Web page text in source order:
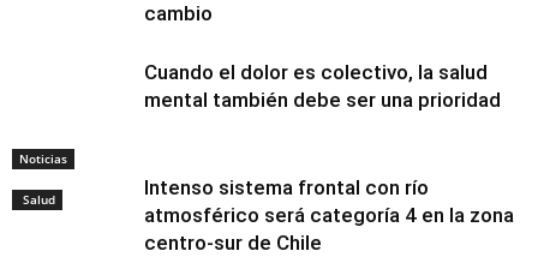
Noticias
cambio
Salud
Cuando el dolor es colectivo, la salud
mental también debe ser una prioridad
Intenso sistema frontal con río
atmosférico será categoría 4 en la zona
centro-sur de Chile